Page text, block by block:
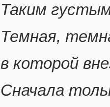
Таким
Темная,
в которой
Сначала